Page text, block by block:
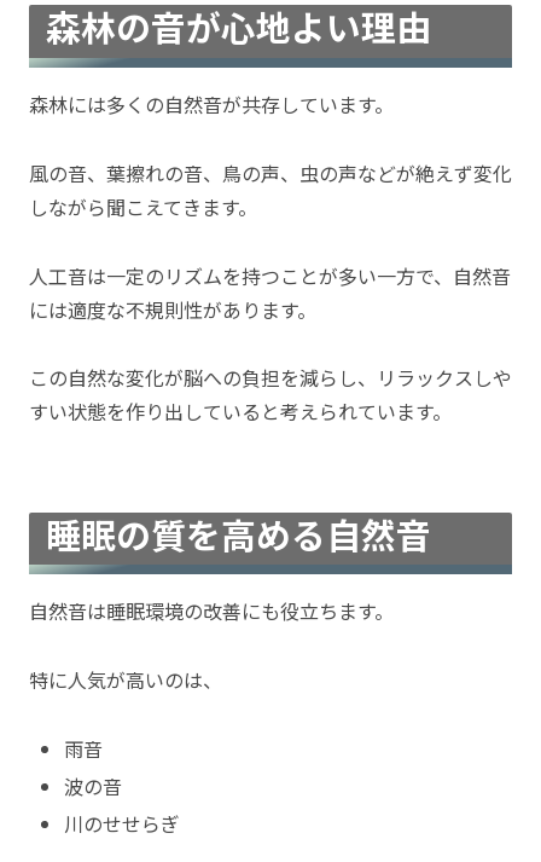
森林の音が心地よい理由
森林には多くの自然音が共存しています。
風の音、葉擦れの音、鳥の声、虫の声などが絶えず変化
しながら聞こえてきます。
人工音は一定のリズムを持つことが多い一方で、自然音
には適度な不規則性があります。
この自然な変化が脳への負担を減らし、リラックスしや
すい状態を作り出していると考えられています。
睡眠の質を高める自然音
自然音は睡眠環境の改善にも役立ちます。
特に人気が高いのは、
雨音
波の音
川のせせらぎ